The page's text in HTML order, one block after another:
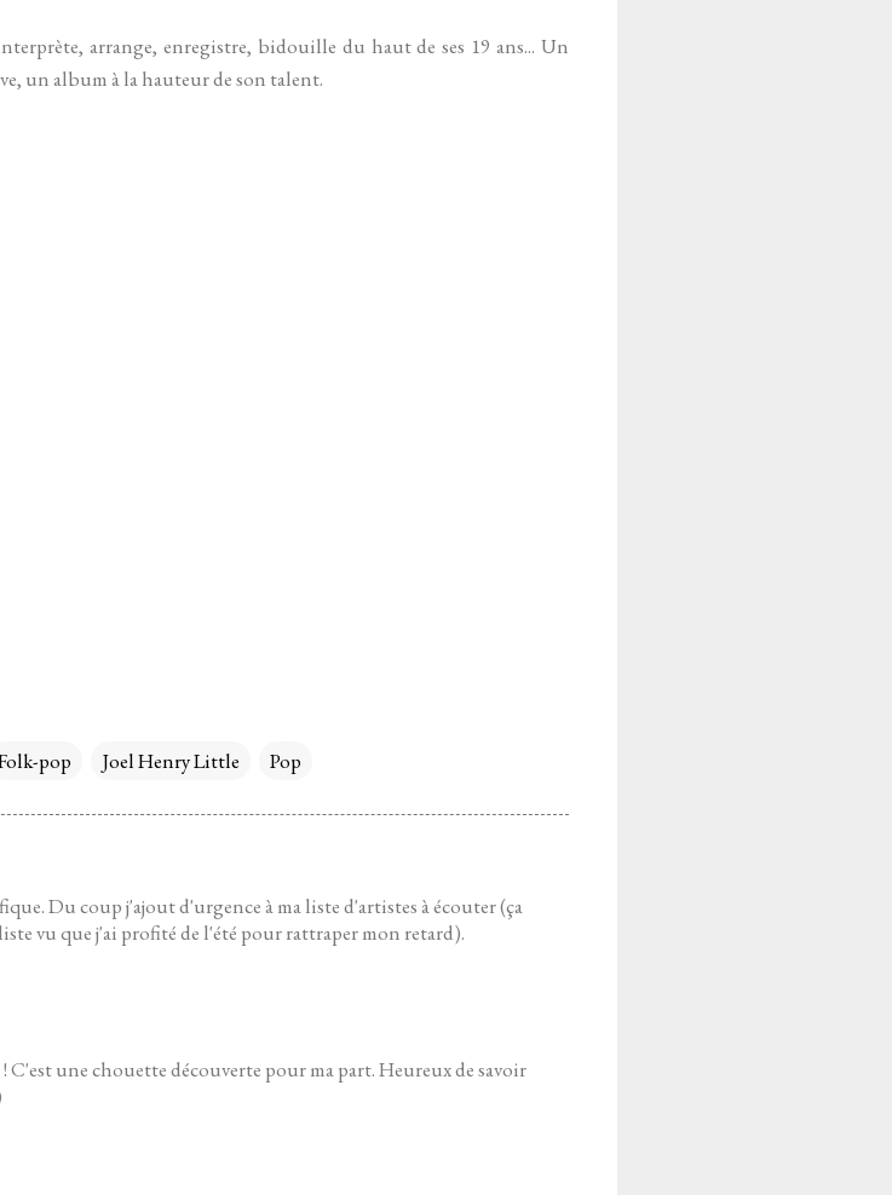
arrange, enregistre, bidouille du haut de ses 19 ans... Un
un album à la hauteur de son talent.
pop Joel Henry Little Pop
Du coup j'ajout d'urgence à ma liste d'artistes à écouter (ça
vu que j'ai profité de l'été pour rattraper mon retard).
une chouette découverte pour ma part. Heureux de savoir